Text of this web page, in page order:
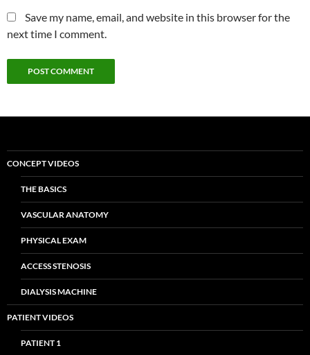
Save my name, email, and website in this browser for the
next time I comment.
CONCEPT VIDEOS
THE BASICS
VASCULAR ANATOMY
PHYSICAL EXAM
ACCESS STENOSIS
DIALYSIS MACHINE
PATIENT VIDEOS
PATIENT 1